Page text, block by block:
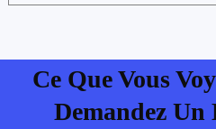
Ce Que Vous
Demandez Un